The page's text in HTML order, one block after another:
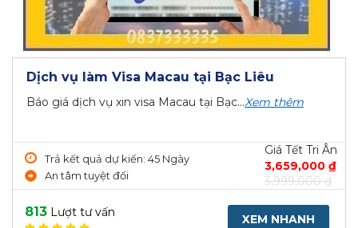
Dịch vụ làm Visa Macau tại Bạc Liêu
Báo giá dịch vụ xin visa Macau tại Bạc...Xem thêm
Trả kết quả dự kiến: 45 Ngày
An tâm tuyệt đối
Giá Tết Tri Ân
3,659,000 ₫
3,999,000 ₫
813 Lượt tư vấn XEM NHANH